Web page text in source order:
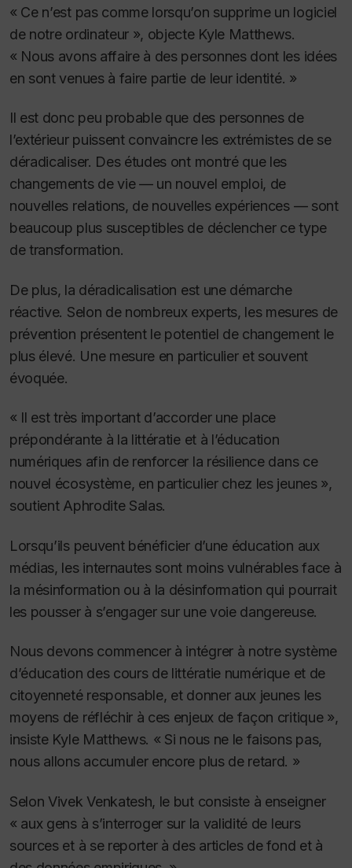
« Ce n’est pas comme lorsqu’on supprime un logiciel
de notre ordinateur », objecte Kyle Matthews.
« Nous avons affaire à des personnes dont les idées
en sont venues à faire partie de leur identité. »
Il est donc peu probable que des personnes de
l’extérieur puissent convaincre les extrémistes de se
déradicaliser. Des études ont montré que les
changements de vie — un nouvel emploi, de
nouvelles relations, de nouvelles expériences — sont
beaucoup plus susceptibles de déclencher ce type
de transformation.
De plus, la déradicalisation est une démarche
réactive. Selon de nombreux experts, les mesures de
prévention présentent le potentiel de changement le
plus élevé. Une mesure en particulier et souvent
évoquée.
« Il est très important d’accorder une place
prépondérante à la littératie et à l’éducation
numériques afin de renforcer la résilience dans ce
nouvel écosystème, en particulier chez les jeunes »,
soutient Aphrodite Salas.
Lorsqu’ils peuvent bénéficier d’une éducation aux
médias, les internautes sont moins vulnérables face à
la mésinformation ou à la désinformation qui pourrait
les pousser à s’engager sur une voie dangereuse.
Nous devons commencer à intégrer à notre système
d’éducation des cours de littératie numérique et de
citoyenneté responsable, et donner aux jeunes les
moyens de réfléchir à ces enjeux de façon critique »,
insiste Kyle Matthews. « Si nous ne le faisons pas,
nous allons accumuler encore plus de retard. »
Selon Vivek Venkatesh, le but consiste à enseigner
« aux gens à s’interroger sur la validité de leurs
sources et à se reporter à des articles de fond et à